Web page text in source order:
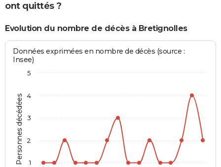
ont quittés ?
Evolution du nombre de décès à Bretignolles
Personnes décédées
Données exprimées en nombre de décès (source :
Insee)
1
2
3
4
5